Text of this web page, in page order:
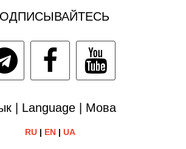
| Language | Мова
RU| EN| UA